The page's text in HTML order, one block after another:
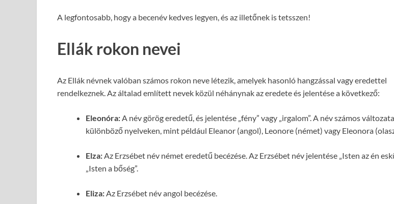
A legfontosabb, hogy a becenév kedves legyen, és az illetőnek is tetsszen!
Ellák rokon nevei
Az Ellák névnek valóban számos rokon neve létezik, amelyek hasonló hangzással vagy eredettel
rendelkeznek. Az általad említett nevek közül néhánynak az eredete és jelentése a következő:
Eleonóra: A név görög eredetű, és jelentése „fény” vagy „irgalom”. A név számos
különböző nyelveken, mint például Eleanor (angol), Leonore (német) vagy Eleonora
Elza: Az Erzsébet név német eredetű becézése. Az Erzsébet név jelentése „Isten az én
„Isten a bőség”.
Eliza: Az Erzsébet név angol becézése.